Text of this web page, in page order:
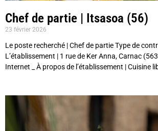
Chef de partie | Itsasoa (56)
23 février 2026
Le poste recherché | Chef de partie Type de
L’établissement | 1 rue de Ker Anna, Carnac
Internet _ À propos de l’établissement | Cuisine